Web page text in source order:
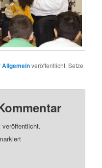
Allgemeinveröffentlicht. Setze
veröffentlicht.